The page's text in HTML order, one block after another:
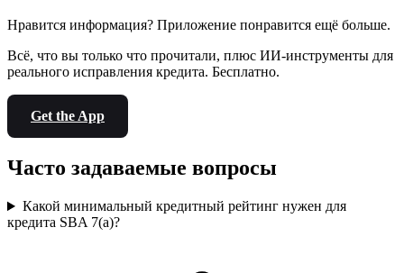
Нравится информация? Приложение понравится ещё больше.
Всё, что вы только что прочитали, плюс ИИ-инструменты для
реального исправления кредита. Бесплатно.
Get the App
Часто задаваемые вопросы
Какой минимальный кредитный рейтинг нужен для
кредита SBA 7(a)?